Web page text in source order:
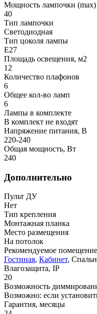
Мощность лампочки (max)
40
Тип лампочки
Светодиодная
Тип цоколя лампы
E27
Площадь освещения, м2
12
Количество плафонов
6
Общее кол-во ламп
6
Лампы в комплекте
В комплект не входят
Напряжение питания, В
220-240
Общая мощность, Вт
240
Дополнительно
Пульт ДУ
Нет
Тип крепления
Монтажная планка
Место размещения
На потолок
Рекомендуемое помещение
Гостиная, Кабинет,
Влагозащита, IP
20
Возможность
Возможно: если
Гарантия, месяцы